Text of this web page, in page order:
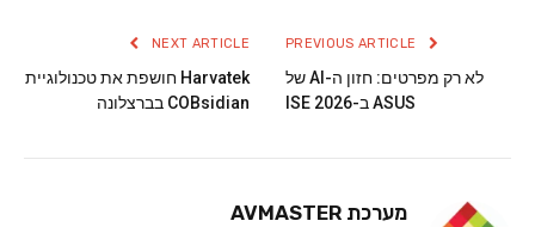
לא רק מפרטים: חזון ה-AI של
ASUS ב-ISE 2026
NEXT ARTICLE
Harvatek חושפת את טכנולוגיית
COBsidian בברצלונה
מערכת AVMASTER